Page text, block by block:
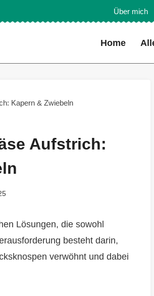
Über mich
Home
Kapern & Zwiebeln
Aufstrich:
Lösungen, die sowohl
besteht darin,
verwöhnt und dabei